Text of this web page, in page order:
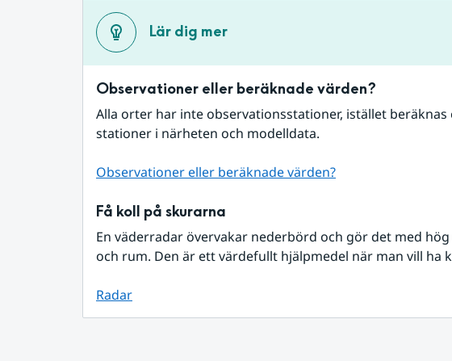
Lär dig mer
Observationer eller beräknade värden?
Alla orter har inte observationsstationer, istället
stationer i närheten och modelldata.
Observationer eller beräknade värden?
Få koll på skurarna
En väderradar övervakar nederbörd och gör det med
och rum. Den är ett värdefullt hjälpmedel när man vill ha
Radar